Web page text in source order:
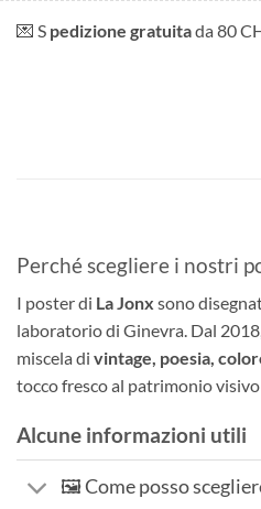
💌 S pedizione gratuitada 80
Perché scegliere i nostri
I poster di La Jonx sono
laboratorio di Ginevra. Dal
miscela di vintage, poesia,
tocco fresco al patrimonio visivo
Alcune informazioni utili
🖼️ Come posso